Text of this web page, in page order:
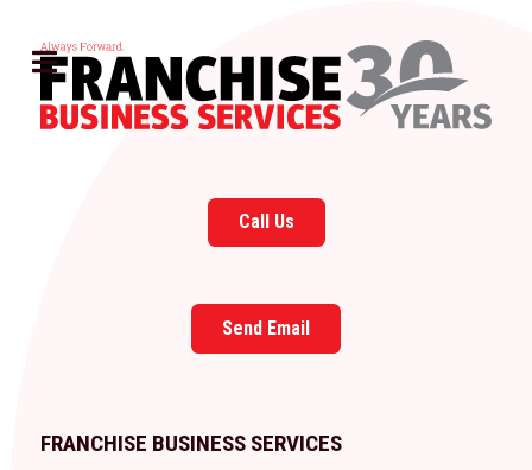
Call Us
Send Email
FRANCHISE BUSINESS SERVICES